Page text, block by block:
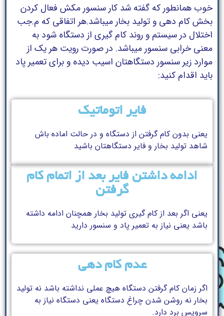
خوب همانطور که گفته شد کار سنسور مکش فعال کردن
بخش کام دهی و تولید بخار میباشد.هر اتفاقی که م.جب
اختلال در سیستم و روند کام گیری از دستگاه شود به
معنی خرابی سنسور میباشد. در صورت رویت هر یک از
موارد زیر سنسور دستگاهتان اسیب دیده و برای تعمیر پاد
باید اقدام کنید:
فایر اتوماتیک
یعنی بدون کام گرفتن از دستگاه و در حالت اماده باش
شاهد تولید بخار و فایر دستگاهتان باشید
ادامه داشتن فایر بعد از اتمام کام
گرفتن
یعنی اگر بعد از کام گیری تولید بخار همچنان ادامه داشته
باشد یعنی نیاز به تعمیر پاد و سنسور دارید
عدم کام دهی
اگر زمان کام گرفتن دستگاه هیچ عملی نداشته باشد نه تولید
بخار نه روشن شدن چراغ دستگاه یعنی دستگاه نیاز به
سرویس برد دارد.